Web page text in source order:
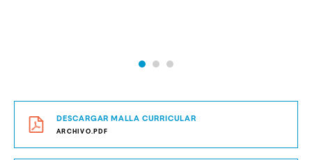
DESCARGAR MALLA CURRICULAR
ARCHIVO.PDF